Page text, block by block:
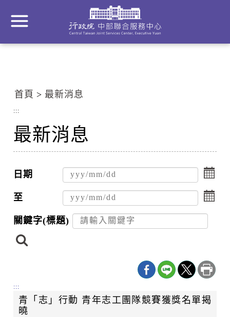
主
block
首頁 最新消息
:::
最新消息
日期
擊
選
擇
日
期
至
點
擊
選
擇
日
關鍵字(標題)
搜
尋
:::
青「志」行動 青年志工團隊競賽獲獎名單揭
曉